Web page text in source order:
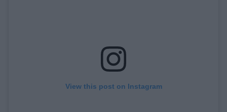
View this post on Instagram